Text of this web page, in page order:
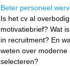
Beter personeel
Is het cv al
motivatiebrief? Wat
in recruitment? En
weten over moderne
selecteren?